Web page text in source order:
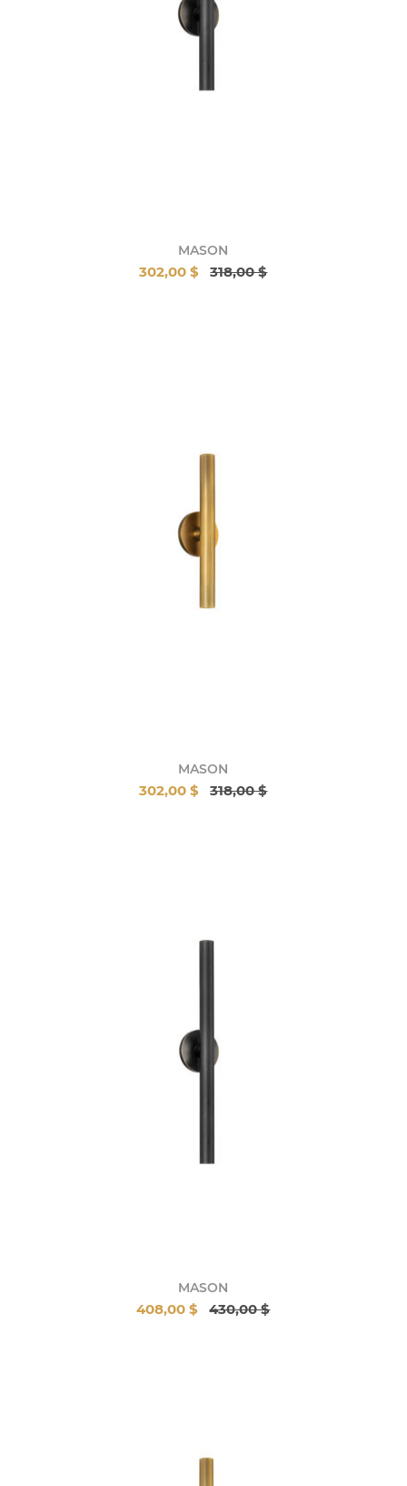
MASON
302,00 $ 318,00 $
MASON
302,00 $ 318,00 $
MASON
408,00 $ 430,00 $